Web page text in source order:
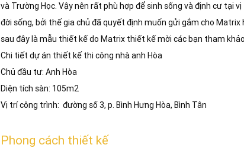
và Trường Học. Vậy nên rất phù hợp để sinh sống và định cư tại
đời sống, bởi thế gia chủ đã quyết định muốn gửi gắm cho
sau đây là mẫu thiết kế do Matrix thiết kế mời các bạn tham khảo.
Chi tiết dự án thiết kế thi công nhà anh Hòa
Chủ đầu tư: Anh Hòa
Diện tích sàn: 105m2
Vị trí công trình: đường số 3, p. Bình Hưng Hòa, Bình Tân
Phong cách thiết kế